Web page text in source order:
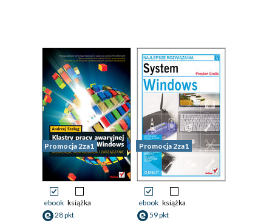
Promocja 2za1
ebook książka
28 pkt
Promocja 2za1
ebook książka
59 pkt